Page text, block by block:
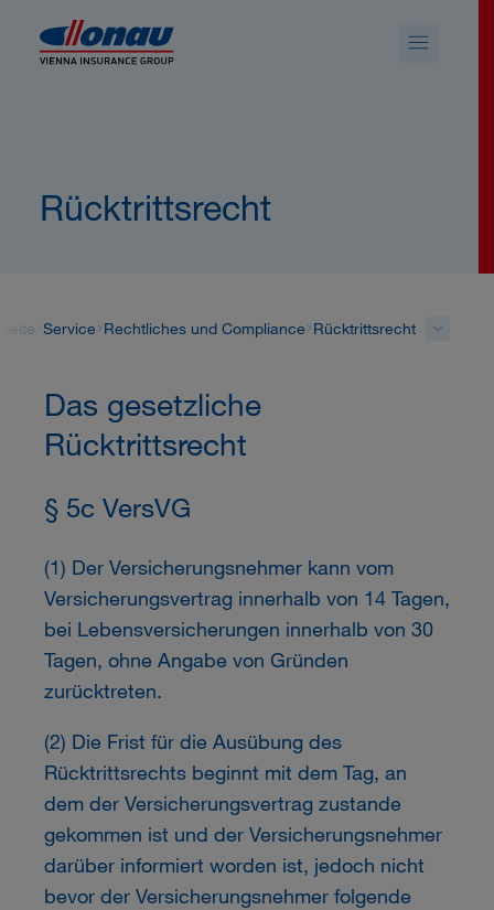
Rücktrittsrecht
Service Rechtliches und Compliance Rücktrittsrecht
Das gesetzliche
Rücktrittsrecht
§ 5c VersVG
(1) Der Versicherungsnehmer kann vom
Versicherungsvertrag innerhalb von 14 Tagen,
bei Lebensversicherungen innerhalb von 30
Tagen, ohne Angabe von Gründen
zurücktreten.
(2) Die Frist für die Ausübung des
Rücktrittsrechts beginnt mit dem Tag, an
dem der Versicherungsvertrag zustande
gekommen ist und der Versicherungsnehmer
darüber informiert worden ist, jedoch nicht
bevor der Versicherungsnehmer folgende